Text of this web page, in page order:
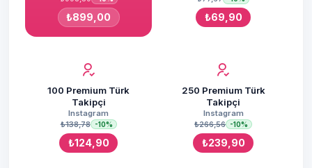
₺899,00 ₺69,90
100 Premium Türk
Takipçi
Instagram
₺138,78
-10%
₺124,90
250 Premium Türk
Takipçi
Instagram
₺266,56 -10%
₺239,90